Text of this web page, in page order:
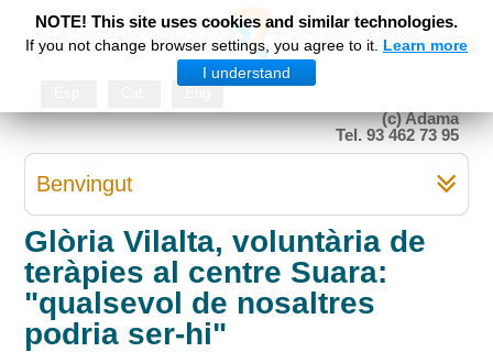
(c) Adama
Tel. 93 462 73 95
NOTE! This site uses cookies and similar technologies.
If you not change browser settings, you agree to it. Learn more
I understand
Benvingut
Glòria Vilalta, voluntària de
teràpies al centre Suara:
"qualsevol de nosaltres
podria ser-hi"